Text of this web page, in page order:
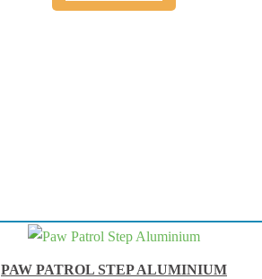
PAW PATROL STEP ALUMINIUM